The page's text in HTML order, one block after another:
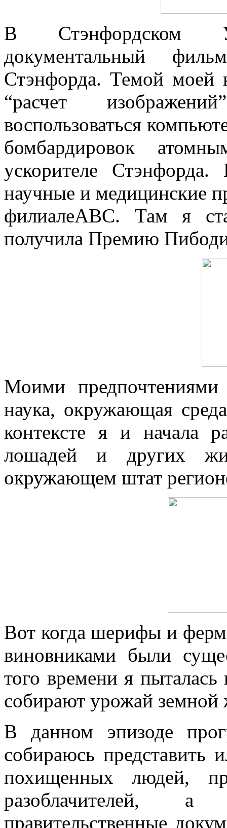
В Стэнфордском
документальный
Стэнфорда. Темой моей
“расчет
воспользоваться
бомбардировок
ускорителе
научные и медицинские
филиалеABC. Там я
получила Премию Пибоди
Моими
наука, окружающая
контексте я и начала
лошадей и других
окружающем штат
Вот когда шерифы и
виновниками были
того времени я
собирают урожай земной
В данном эпизоде
собираюсь
похищенных людей,
разоблачителей, а
правительственные